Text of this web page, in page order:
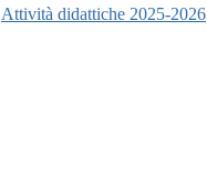
Attività didattiche 2025-2026